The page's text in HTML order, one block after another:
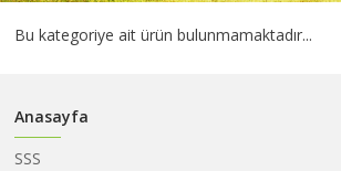
Bu kategoriye ait ürün bulunmamaktadır...
Anasayfa
SSS